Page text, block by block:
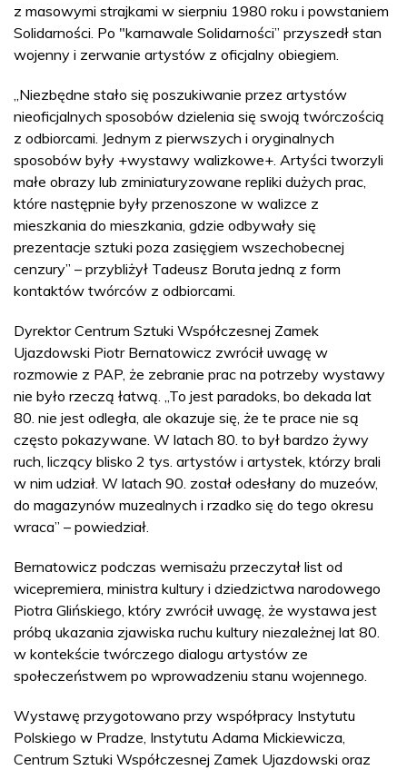
z masowymi strajkami w sierpniu 1980 roku i powstaniem
Solidarności. Po "karnawale Solidarności” przyszedł stan
wojenny i zerwanie artystów z oficjalny obiegiem.
„Niezbędne stało się poszukiwanie przez artystów
nieoficjalnych sposobów dzielenia się swoją twórczością
z odbiorcami. Jednym z pierwszych i oryginalnych
sposobów były +wystawy walizkowe+. Artyści tworzyli
małe obrazy lub zminiaturyzowane repliki dużych prac,
które następnie były przenoszone w walizce z
mieszkania do mieszkania, gdzie odbywały się
prezentacje sztuki poza zasięgiem wszechobecnej
cenzury” – przybliżył Tadeusz Boruta jedną z form
kontaktów twórców z odbiorcami.
Dyrektor Centrum Sztuki Współczesnej Zamek
Ujazdowski Piotr Bernatowicz zwrócił uwagę w
rozmowie z PAP, że zebranie prac na potrzeby wystawy
nie było rzeczą łatwą. „To jest paradoks, bo dekada lat
80. nie jest odległa, ale okazuje się, że te prace nie są
często pokazywane. W latach 80. to był bardzo żywy
ruch, liczący blisko 2 tys. artystów i artystek, którzy brali
w nim udział. W latach 90. został odesłany do muzeów,
do magazynów muzealnych i rzadko się do tego okresu
wraca” – powiedział.
Bernatowicz podczas wernisażu przeczytał list od
wicepremiera, ministra kultury i dziedzictwa narodowego
Piotra Glińskiego, który zwrócił uwagę, że wystawa jest
próbą ukazania zjawiska ruchu kultury niezależnej lat 80.
w kontekście twórczego dialogu artystów ze
społeczeństwem po wprowadzeniu stanu wojennego.
Wystawę przygotowano przy współpracy Instytutu
Polskiego w Pradze, Instytutu Adama Mickiewicza,
Centrum Sztuki Współczesnej Zamek Ujazdowski oraz